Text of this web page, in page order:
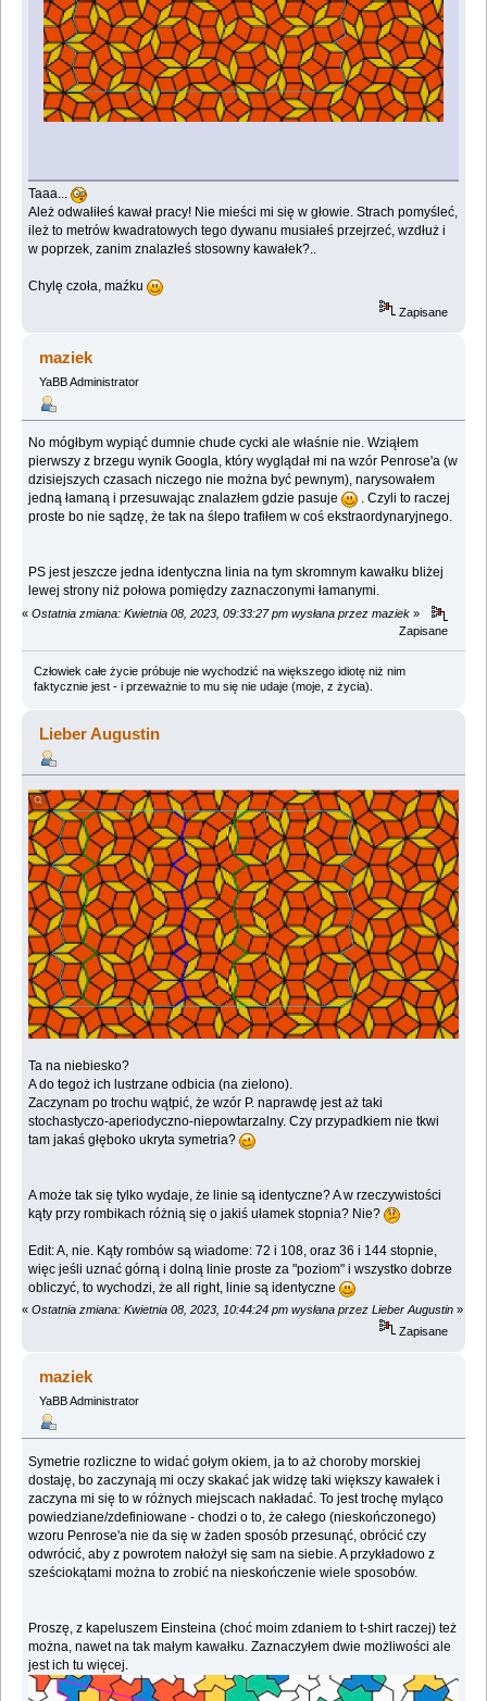
Taaa...
Ależ odwałiłeś kawał pracy! Nie mieści mi się w głowie. Strach pomyśleć,
ileż to metrów kwadratowych tego dywanu musiałeś przejrzeć, wzdłuż i
w poprzek, zanim znalazłeś stosowny kawałek?..
Chylę czoła, maźku
Zapisane
maziek
YaBB Administrator
No mógłbym wypiąć dumnie chude cycki ale właśnie nie. Wziąłem
pierwszy z brzegu wynik Googla, który wyglądał mi na wzór Penrose'a (w
dzisiejszych czasach niczego nie można być pewnym), narysowałem
jedną łamaną i przesuwając znalazłem gdzie pasuje
. Czyli to raczej
proste bo nie sądzę, że tak na ślepo trafiłem w coś ekstraordynaryjnego.
PS jest jeszcze jedna identyczna linia na tym skromnym kawałku bliżej
lewej strony niż połowa pomiędzy zaznaczonymi łamanymi.
« Ostatnia zmiana: Kwietnia 08, 2023, 09:33:27 pm wysłana przez maziek »
Zapisane
Człowiek całe życie próbuje nie wychodzić na większego idiotę niż nim
faktycznie jest - i przeważnie to mu się nie udaje (moje, z życia).
Lieber Augustin
Ta na niebiesko?
A do tegoż ich lustrzane odbicia (na zielono).
Zaczynam po trochu wątpić, że wzór P. naprawdę jest aż taki
stochastyczo-aperiodyczno-niepowtarzalny. Czy przypadkiem nie tkwi
tam jakaś głęboko ukryta symetria?
A może tak się tylko wydaje, że linie są identyczne? A w rzeczywistości
kąty przy rombikach różnią się o jakiś ułamek stopnia? Nie?
Edit: A, nie. Kąty rombów są wiadome: 72 i 108, oraz 36 i 144 stopnie,
więc jeśli uznać górną i dolną linie proste za "poziom" i wszystko dobrze
obliczyć, to wychodzi, że all right, linie są identyczne
« Ostatnia zmiana: Kwietnia 08, 2023, 10:44:24 pm wysłana przez Lieber Augustin »
Zapisane
maziek
YaBB Administrator
Symetrie rozliczne to widać gołym okiem, ja to aż choroby morskiej
dostaję, bo zaczynają mi oczy skakać jak widzę taki większy kawałek i
zaczyna mi się to w różnych miejscach nakładać. To jest trochę myląco
powiedziane/zdefiniowane - chodzi o to, że całego (nieskończonego)
wzoru Penrose'a nie da się w żaden sposób przesunąć, obrócić czy
odwrócić, aby z powrotem nałożył się sam na siebie. A przykładowo z
sześciokątami można to zrobić na nieskończenie wiele sposobów.
Proszę, z kapeluszem Einsteina (choć moim zdaniem to t-shirt raczej) też
można, nawet na tak małym kawałku. Zaznaczyłem dwie możliwości ale
jest ich tu więcej.